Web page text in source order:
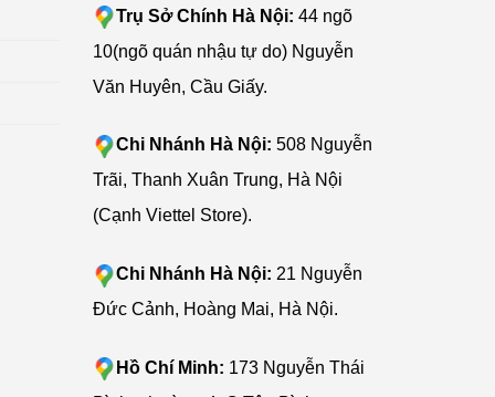
trong
thoải
Trụ Sở Chính Hà Nội: 44 ngõ
10(ngõ quán nhậu tự do) Nguyễn
Văn Huyên, Cầu Giấy.
Chi Nhánh Hà Nội: 508 Nguyễn
Trãi, Thanh Xuân Trung, Hà Nội
(Cạnh Viettel Store).
Chi Nhánh Hà Nội: 21 Nguyễn
Đức Cảnh, Hoàng Mai, Hà Nội.
Hồ Chí Minh: 173 Nguyễn Thái